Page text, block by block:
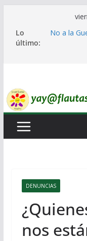
contenido
Lo
último:
No a la
Ni un
DENUNCIAS
nos